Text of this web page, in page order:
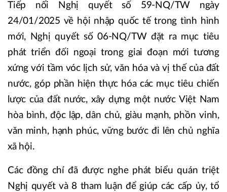
Tiếp nối Nghị quyết số 59-NQ/TW ngày
24/01/2025 về hội nhập quốc tế trong tình hình
mới, Nghị quyết số 06-NQ/TW đặt ra mục tiêu
phát triển đối ngoại trong giai đoạn mới tương
xứng với tầm vóc lịch sử, văn hóa và vị thế của đất
nước, góp phần hiện thực hóa các mục tiêu chiến
lược của đất nước, xây dựng một nước Việt Nam
hòa bình, độc lập, dân chủ, giàu mạnh, phồn vinh,
văn minh, hạnh phúc, vững bước đi lên chủ nghĩa
xã hội.
Các đồng chí đã được nghe phát biểu quán triệt
Nghị quyết và 8 tham luận để giúp các cấp ủy, tổ